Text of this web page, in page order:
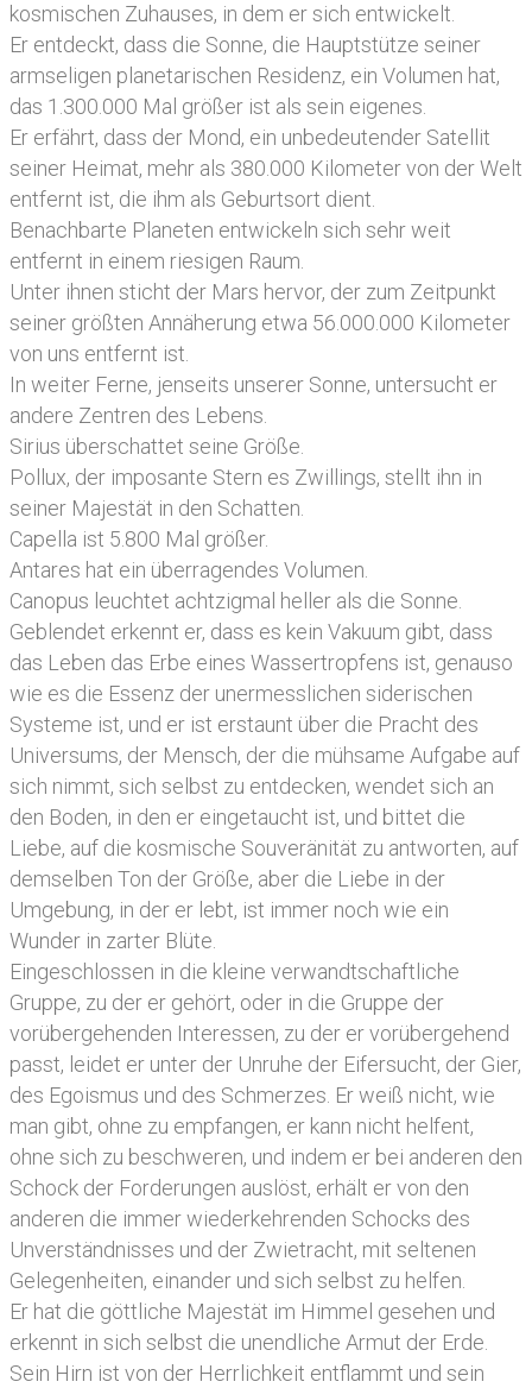
kosmischen Zuhauses, in dem er sich entwickelt.
Er entdeckt, dass die Sonne, die Hauptstütze seiner
armseligen planetarischen Residenz, ein Volumen hat,
das 1.300.000 Mal größer ist als sein eigenes.
Er erfährt, dass der Mond, ein unbedeutender Satellit
seiner Heimat, mehr als 380.000 Kilometer von der Welt
entfernt ist, die ihm als Geburtsort dient.
Benachbarte Planeten entwickeln sich sehr weit
entfernt in einem riesigen Raum.
Unter ihnen sticht der Mars hervor, der zum Zeitpunkt
seiner größten Annäherung etwa 56.000.000 Kilometer
von uns entfernt ist.
In weiter Ferne, jenseits unserer Sonne, untersucht er
andere Zentren des Lebens.
Sirius überschattet seine Größe.
Pollux, der imposante Stern es Zwillings, stellt ihn in
seiner Majestät in den Schatten.
Capella ist 5.800 Mal größer.
Antares hat ein überragendes Volumen.
Canopus leuchtet achtzigmal heller als die Sonne.
Geblendet erkennt er, dass es kein Vakuum gibt, dass
das Leben das Erbe eines Wassertropfens ist, genauso
wie es die Essenz der unermesslichen siderischen
Systeme ist, und er ist erstaunt über die Pracht des
Universums, der Mensch, der die mühsame Aufgabe auf
sich nimmt, sich selbst zu entdecken, wendet sich an
den Boden, in den er eingetaucht ist, und bittet die
Liebe, auf die kosmische Souveränität zu antworten, auf
demselben Ton der Größe, aber die Liebe in der
Umgebung, in der er lebt, ist immer noch wie ein
Wunder in zarter Blüte.
Eingeschlossen in die kleine verwandtschaftliche
Gruppe, zu der er gehört, oder in die Gruppe der
vorübergehenden Interessen, zu der er vorübergehend
passt, leidet er unter der Unruhe der Eifersucht, der Gier,
des Egoismus und des Schmerzes. Er weiß nicht, wie
man gibt, ohne zu empfangen, er kann nicht helfent,
ohne sich zu beschweren, und indem er bei anderen den
Schock der Forderungen auslöst, erhält er von den
anderen die immer wiederkehrenden Schocks des
Unverständnisses und der Zwietracht, mit seltenen
Gelegenheiten, einander und sich selbst zu helfen.
Er hat die göttliche Majestät im Himmel gesehen und
erkennt in sich selbst die unendliche Armut der Erde.
Sein Hirn ist von der Herrlichkeit entflammt und sein